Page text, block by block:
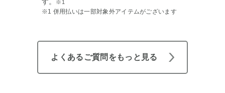
※1
※1 併用払いは一部対象外アイテムがございます
よくあるご質問をもっと見る